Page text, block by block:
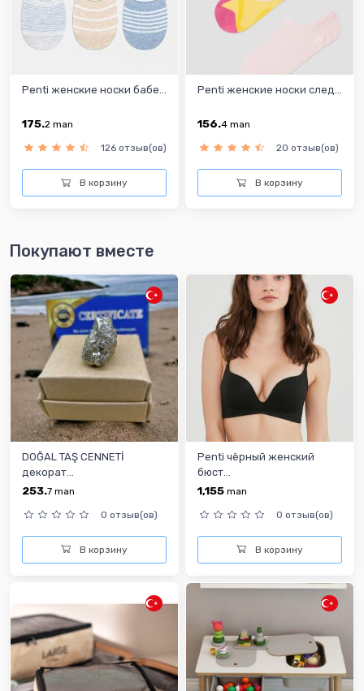
Penti женские носки бабе...
175.2 man
126 отзыв(ов)
В корзину
Penti женскиe носки след...
156.4 man
20 отзыв(ов)
В корзину
Покупают вместе
DOĞAL TAŞ CENNETİ
декорат...
253.7 man
0 отзыв(ов)
В корзину
Penti чёрный женский
бюст...
1,155 man
0 отзыв(ов)
В корзину